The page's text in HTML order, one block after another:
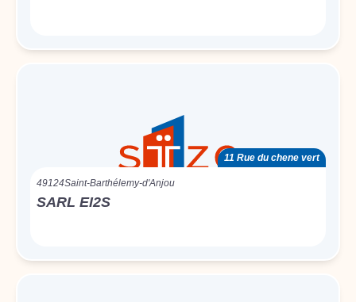
11 Rue du chene vert
49124Saint-Barthélemy-d'Anjou
SARL EI2S